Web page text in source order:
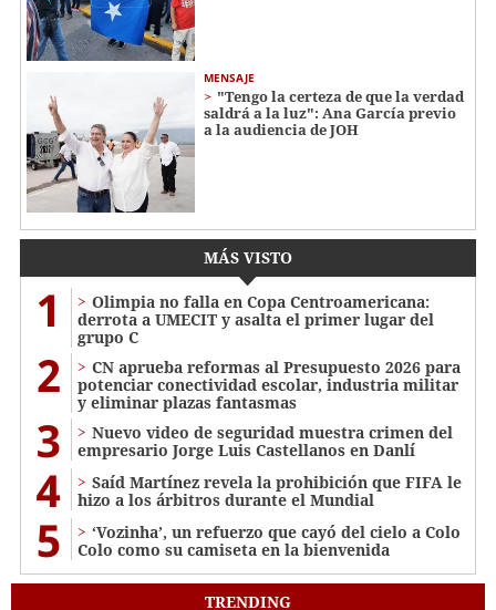
MENSAJE
"Tengo la certeza de que la verdad
saldrá a la luz": Ana García previo
a la audiencia de JOH
MÁS VISTO
1
Olimpia no falla en Copa Centroamericana:
derrota a UMECIT y asalta el primer lugar del
grupo C
2
CN aprueba reformas al Presupuesto 2026 para
potenciar conectividad escolar, industria militar
y eliminar plazas fantasmas
3
Nuevo video de seguridad muestra crimen del
empresario Jorge Luis Castellanos en Danlí
4
Saíd Martínez revela la prohibición que FIFA le
hizo a los árbitros durante el Mundial
5
‘Vozinha’, un refuerzo que cayó del cielo a Colo
Colo como su camiseta en la bienvenida
TRENDING